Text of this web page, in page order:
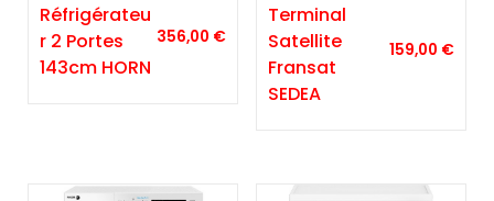
Réfrigérateu
R 2 Portes
143cm HORN
356,00 €
Terminal
Satellite
Fransat
SEDEA
159,00 €